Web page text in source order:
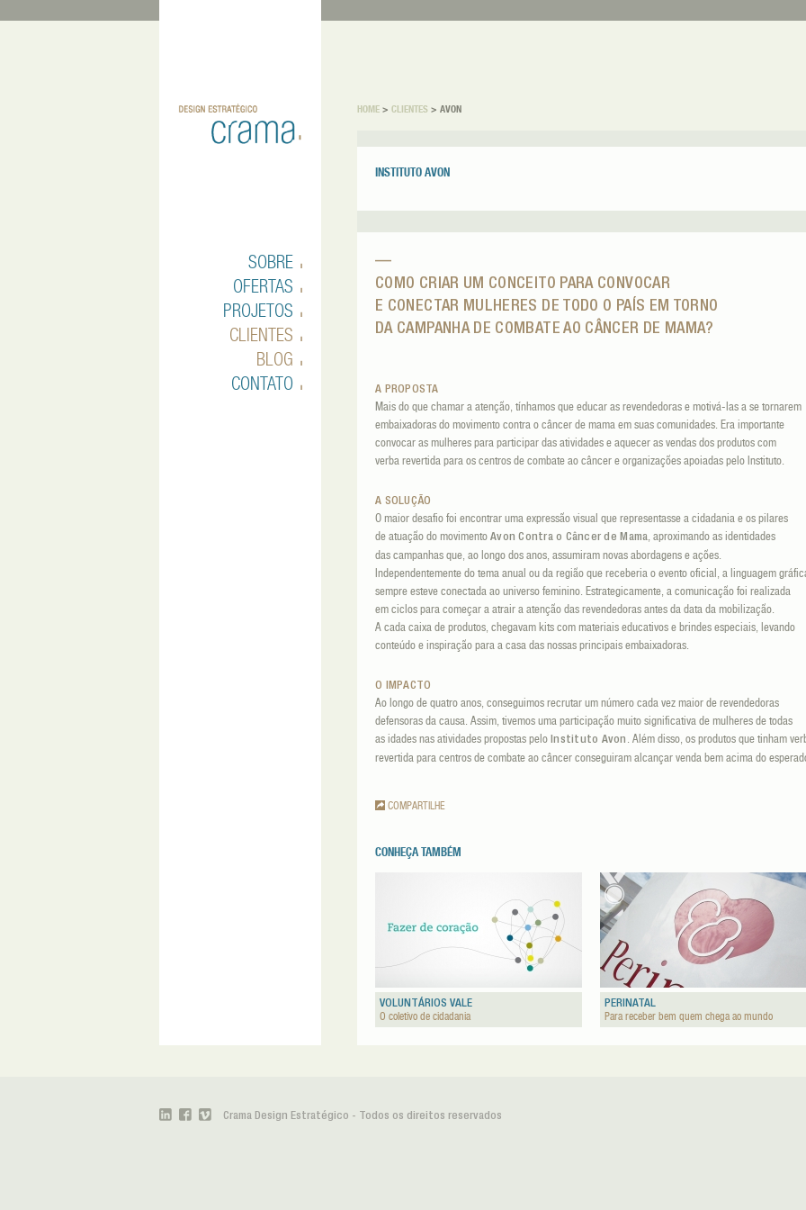
SOBRE
OFERTAS
PROJETOS
CLIENTES
BLOG
CONTATO
HOME > CLIENTES > AVON
INSTITUTO AVON
—
COMO CRIAR UM CONCEITO PARA CONVOCAR
E CONECTAR MULHERES DE TODO O PAÍS EM TORNO
DA CAMPANHA DE COMBATE AO CÂNCER DE MAMA?
A PROPOSTA
Mais do que chamar a atenção, tínhamos que educar as revendedoras e motivá-las a se tornarem
embaixadoras do movimento contra o câncer de mama em suas comunidades. Era importante
convocar as mulheres para participar das atividades e aquecer as vendas dos produtos com
verba revertida para os centros de combate ao câncer e organizações apoiadas pelo Instituto.
A SOLUÇÃO
O maior desafio foi encontrar uma expressão visual que representasse a cidadania e os pilares
de atuação do movimento Avon Contra o Câncer de Mama, aproximando as identidades
das campanhas que, ao longo dos anos, assumiram novas abordagens e ações.
Independentemente do tema anual ou da região que receberia o evento oficial, a linguagem
sempre esteve conectada ao universo feminino. Estrategicamente, a comunicação foi realizada
em ciclos para começar a atrair a atenção das revendedoras antes da data da mobilização.
A cada caixa de produtos, chegavam kits com materiais educativos e brindes especiais, levando
conteúdo e inspiração para a casa das nossas principais embaixadoras.
O IMPACTO
Ao longo de quatro anos, conseguimos recrutar um número cada vez maior de revendedoras
defensoras da causa. Assim, tivemos uma participação muito significativa de mulheres de todas
as idades nas atividades propostas pelo Instituto Avon . Além disso, os produtos que tinham
revertida para centros de combate ao câncer conseguiram alcançar venda bem acima do
COMPARTILHE
CONHEÇA TAMBÉM
VOLUNTÁRIOS VALE
O coletivo de cidadania
PERINATAL
Para receber bem quem chega ao mundo
Crama Design Estratégico - Todos os direitos reservados